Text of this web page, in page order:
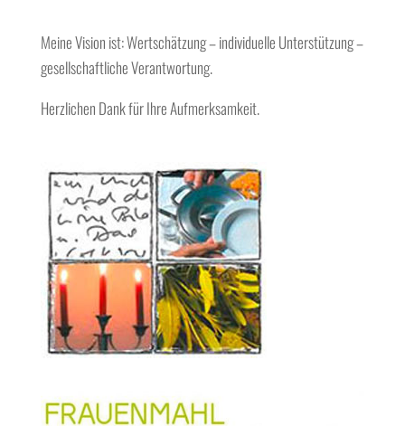
Meine Vision ist: Wertschätzung – individuelle Unterstützung –
gesellschaftliche Verantwortung.
Herzlichen Dank für Ihre Aufmerksamkeit.